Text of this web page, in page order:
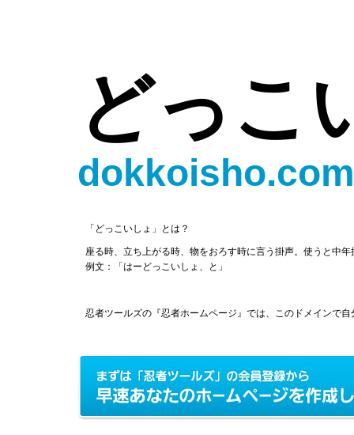
どっこ
dokkoisho.com
「どっこいしょ」とは？
座る時、立ち上がる時、物をおろす時に言う掛声。使うと中年
例文：「はーどっこいしょ、と」
忍者ツールズの『忍者ホームページ』では、このドメインで